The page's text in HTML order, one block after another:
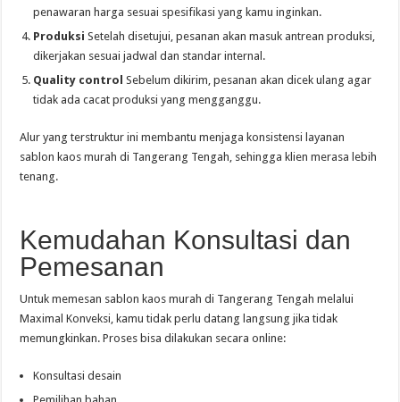
penawaran harga sesuai spesifikasi yang kamu inginkan.
Produksi Setelah disetujui, pesanan akan masuk antrean produksi,
dikerjakan sesuai jadwal dan standar internal.
Quality control Sebelum dikirim, pesanan akan dicek ulang agar
tidak ada cacat produksi yang mengganggu.
Alur yang terstruktur ini membantu menjaga konsistensi layanan
sablon kaos murah di Tangerang Tengah, sehingga klien merasa lebih
tenang.
Kemudahan Konsultasi dan
Pemesanan
Untuk memesan sablon kaos murah di Tangerang Tengah melalui
Maximal Konveksi, kamu tidak perlu datang langsung jika tidak
memungkinkan. Proses bisa dilakukan secara online:
Konsultasi desain